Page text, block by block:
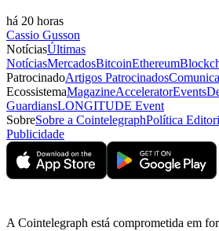
há 20 horas
Cassio Gusson
NotíciasÚltimas
NotíciasMercadosBitcoinEthereum
PatrocinadoArtigos Patrocinados
EcossistemaMagazineAcceleratorEvents
GuardiansLONGITUDE Event
SobreSobre a CointelegraphPolítica
Publicidade
A Cointelegraph está comprometida em